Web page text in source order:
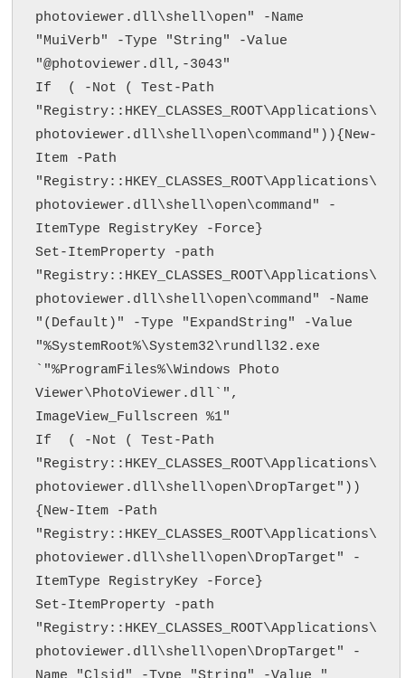
photoviewer.dll\shell\open" -Name
"MuiVerb" -Type "String" -Value
"@photoviewer.dll,-3043"
If  ( -Not ( Test-Path
"Registry::HKEY_CLASSES_ROOT\Applications\
photoviewer.dll\shell\open\command")){New-
Item -Path
"Registry::HKEY_CLASSES_ROOT\Applications\
photoviewer.dll\shell\open\command" -
ItemType RegistryKey -Force}
Set-ItemProperty -path
"Registry::HKEY_CLASSES_ROOT\Applications\
photoviewer.dll\shell\open\command" -Name
"(Default)" -Type "ExpandString" -Value
"%SystemRoot%\System32\rundll32.exe
`"%ProgramFiles%\Windows Photo
Viewer\PhotoViewer.dll`",
ImageView_Fullscreen %1"
If  ( -Not ( Test-Path
"Registry::HKEY_CLASSES_ROOT\Applications\
photoviewer.dll\shell\open\DropTarget"))
{New-Item -Path
"Registry::HKEY_CLASSES_ROOT\Applications\
photoviewer.dll\shell\open\DropTarget" -
ItemType RegistryKey -Force}
Set-ItemProperty -path
"Registry::HKEY_CLASSES_ROOT\Applications\
photoviewer.dll\shell\open\DropTarget" -